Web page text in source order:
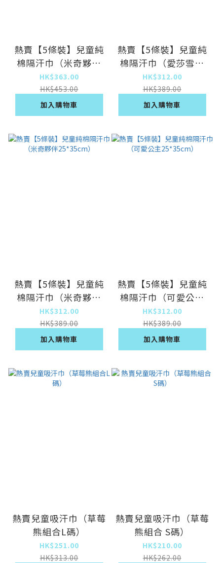
熱賣【5條裝】兒童純
棉隔汗巾（米奇夥伴
28*42cm）
HK$363.00
HK$453.00
加入購物車
熱賣【5條裝】兒童純
棉隔汗巾（愛莎雪寶
25*35cm）
HK$312.00
HK$389.00
加入購物車
熱賣【5條裝】兒童純
棉隔汗巾（米奇夥伴
25*35cm）
HK$312.00
HK$389.00
加入購物車
熱賣【5條裝】兒童純
棉隔汗巾（可愛公主
25*35cm）
HK$312.00
HK$389.00
加入購物車
熱賣兒童吸汗巾（草莓
熊組合L碼）
HK$251.00
HK$313.00
熱賣兒童吸汗巾（草莓
熊組合 S碼）
HK$210.00
HK$262.00